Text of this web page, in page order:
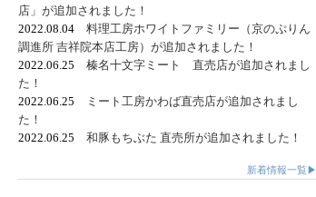
店」が追加されました！
2022.08.04 料理工房ホワイトファミリー（京のぷりん
調進所 吉祥院本店工房）が追加されました！
2022.06.25 榛名十文字ミート 直売店が追加されまし
た！
2022.06.25
ミート工房かわば直売店が追加されまし
た！
2022.06.25 和豚もちぶた 直売所が追加されました！
新着情報一覧▶